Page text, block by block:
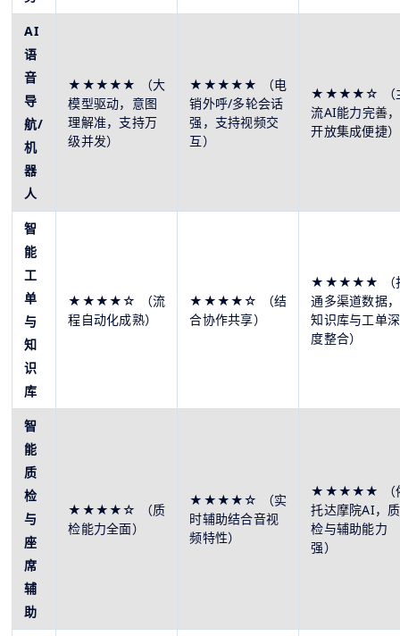
AI
语
音
导
航/
机
器
人
★★★★★ （大
模型驱动，意图
理解准，支持万
级并发）
★★★★★ （电
销外呼/多轮会话
强，支持视频交
互）
★★★★☆ （
流AI能力完善，
开放集成便捷）
智
能
工
单
与
知
识
库
★★★★☆ （流
程自动化成熟）
★★★★☆ （结
合协作共享）
★★★★★ （
通多渠道数据，
知识库与工单深
度整合）
智
能
质
检
与
座
席
辅
助
★★★★☆ （质
检能力全面）
★★★★☆ （实
时辅助结合音视
频特性）
★★★★★ （
托达摩院AI，质
检与辅助能力
强）